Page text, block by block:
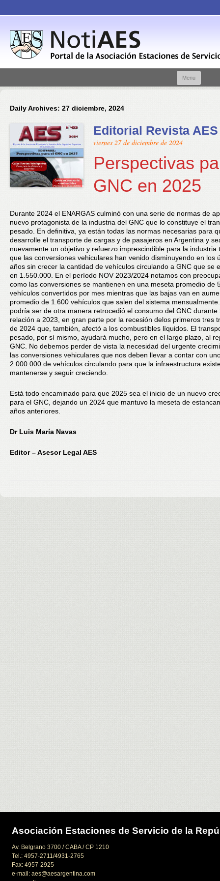
Menu
Daily Archives: 27 diciembre, 2024
Editorial Revista AES
viernes 27 de diciembre de 2024
Perspectivas
GNC en 2025
Durante 2024 el ENARGAS culminó con una serie de normas de
nuevo protagonista de la industria del GNC que lo constituye el
pesado. En definitiva, ya están todas las normas necesarias para
desarrolle el transporte de cargas y de pasajeros en Argentina y
nuevamente un objetivo y refuerzo imprescindible para la industria
que las conversiones vehiculares han venido disminuyendo en los
años sin crecer la cantidad de vehículos circulando a GNC que se
en 1.550.000. En el período NOV 2023/2024 notamos con
como las conversiones se mantienen en una meseta promedio de
vehículos convertidos por mes mientras que las bajas van en
promedio de 1.600 vehículos que salen del sistema
podría ser de otra manera retrocedió el consumo del GNC durante
relación a 2023, en gran parte por la recesión delos primeros tres
de 2024 que, también, afectó a los combustibles líquidos. El
pesado, por sí mismo, ayudará mucho, pero en el largo plazo, al
GNC. No debemos perder de vista la necesidad del urgente
las conversiones vehiculares que nos deben llevar a contar con
2.000.000 de vehículos circulando para que la infraestructura
mantenerse y seguir creciendo.
Está todo encaminado para que 2025 sea el inicio de un nuevo
para el GNC, dejando un 2024 que mantuvo la meseta de
años anteriores.
Dr Luis María Navas
Editor – Asesor Legal AES
Asociación Estaciones de Servicio de la
Av. Belgrano 3700 / CABA / CP 1210
Tel.: 4957-2711/4931-2765
Fax: 4957-2925
e-mail: aes@aesargentina.com